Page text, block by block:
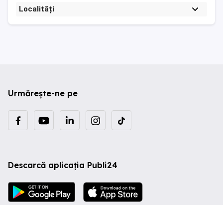
Localități
Urmărește-ne pe
Descarcă aplicația Publi24